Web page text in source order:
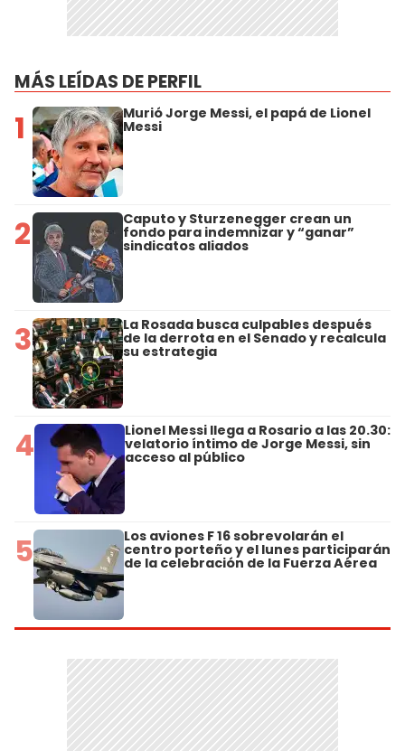
MÁS LEÍDAS DE PERFIL
1 Murió Jorge Messi, el papá de Lionel
Messi
2 Caputo y Sturzenegger crean un
fondo para indemnizar y “ganar”
sindicatos aliados
3 La Rosada busca culpables después
de la derrota en el Senado y recalcula
su estrategia
4 Lionel Messi llega a Rosario a las 20.30:
velatorio íntimo de Jorge Messi, sin
acceso al público
5 Los aviones F 16 sobrevolarán el
centro porteño y el lunes participarán
de la celebración de la Fuerza Aérea